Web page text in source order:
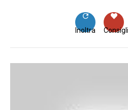
Inoltra